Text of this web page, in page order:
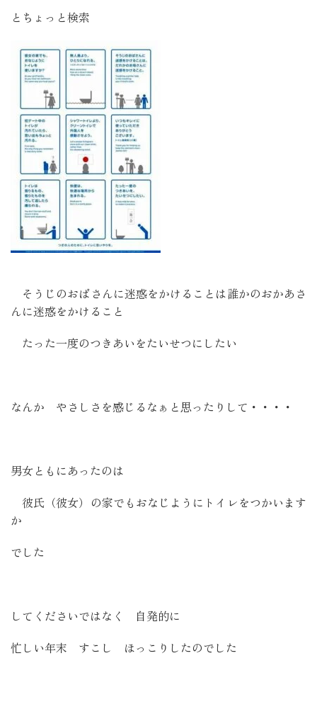
とちょっと検索
そうじのおばさんに迷惑をかけることは誰かのおかあさ
んに迷惑をかけること
たった一度のつきあいをたいせつにしたい
なんか やさしさを感じるなぁと思ったりして・・・・
男女ともにあったのは
彼氏（彼女）の家でもおなじようにトイレをつかいます
か
でした
してくださいではなく 自発的に
忙しい年末 すこし ほっこりしたのでした